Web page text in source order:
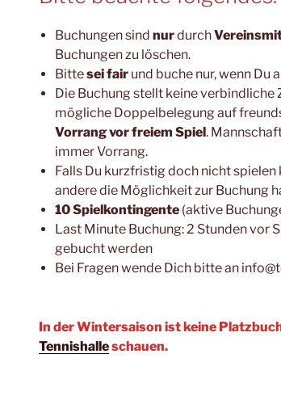
Buchungen sind nurdurch
Buchungen zu löschen.
Bittesei fair und buche nur, wenn Du
Die Buchung stellt keine verbindliche
mögliche Doppelbelegung auf
Vorrang vor freiem Spiel.
immer Vorrang.
Falls Du kurzfristig doch nicht spielen
andere die Möglichkeit zur Buchung
10 Spielkontingente (aktive
Last Minute Buchung: 2 Stunden vor
gebucht werden
Bei Fragen wende Dich bitte an
In der Wintersaison ist keine
Tennishalleschauen.